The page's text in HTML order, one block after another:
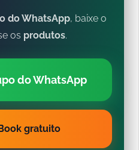
do WhatsApp, baixe o
os produtos.
do WhatsApp
gratuito